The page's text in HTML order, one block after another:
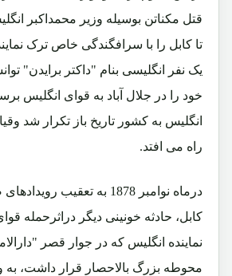
قتل مکناتن بوسیله وزیر محمداکبر
تا کابل را با سرافگندگی خاص ترک
یک نفر انگلیسی بنام "داکتر برایدن"
خود را در جلال آباد به قوای انگلیس
انگلیس به کشور تاریخ باز تکرار شد
راه می افتد.
درماه نوامبر 1878 به تعقیب
کابل، حادثه خونینی دیگر دراثرحمله
نماینده انگلیس که در جوار قصر
محوطه بزرگ بالاحصار قرار داشت، به